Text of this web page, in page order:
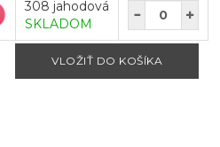
308 jahodová
SKLADOM